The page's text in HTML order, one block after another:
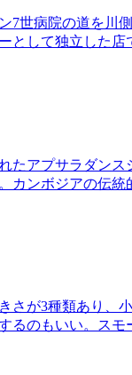
世病院の道を川
として独立した店
たアプサラダンス
カンボジアの伝統
さが3種類あり、
るのもいい。スモ